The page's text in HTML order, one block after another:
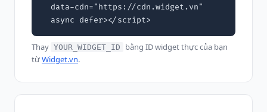
  async defer></script>
Thay YOUR_WIDGET_ID
bằng ID widget thực của bạn
từWidget.vn.